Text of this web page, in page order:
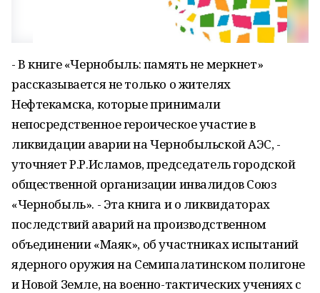
- В книге «Чернобыль: память не меркнет»
рассказывается не только о жителях
Нефтекамска, которые принимали
непосредственное героическое участие в
ликвидации аварии на Чернобыльской АЭС, -
уточняет Р.Р.Исламов, председатель городской
общественной организации инвалидов Союз
«Чернобыль». - Эта книга и о ликвидаторах
последствий аварий на производственном
объединении «Маяк», об участниках испытаний
ядерного оружия на Семипалатинском полигоне
и Новой Земле, на военно-тактических учениях с